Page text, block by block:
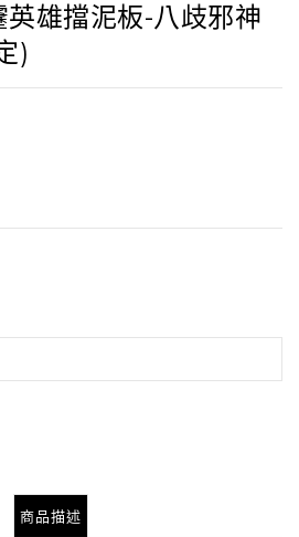
雄擋泥板-八歧邪神
)
商品描述